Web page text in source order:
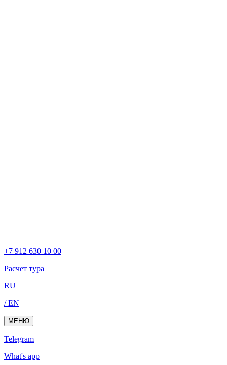
+7 912 630 10 00
Расчет тура
RU
/ EN
МЕНЮ
Telegram
What's app